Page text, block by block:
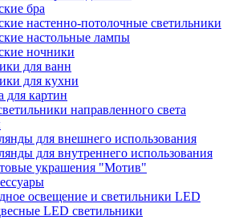
бра
настенно-потолочные светильники
настольные лампы
ночники
для ванн
для кухни
для картин
направленного света
для внешнего использования
для внутреннего использования
украшения "Мотив"
освещение и светильники LED
LED светильники